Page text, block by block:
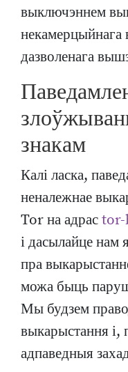
выключэннем
некамерцыйнага
дазволенага
знакам
Калі ласка,
неналежнае
Tor на адрас
і дасылайце нам
пра
можа быць
Мы будзем
выкарыстання і,
адпаведныя